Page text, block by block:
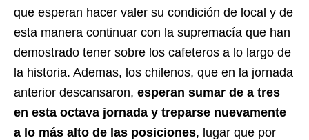
que esperan hacer valer su condición de local y de
esta manera continuar con la supremacía que han
demostrado tener sobre los cafeteros a lo largo de
la historia. Ademas, los chilenos, que en la jornada
anterior descansaron, esperan sumar de a tres
en esta octava jornada y treparse nuevamente
a lo más alto de las posiciones, lugar que por